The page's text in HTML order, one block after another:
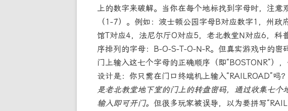
上的数字来破解。当你在每个地标找到字母时，注
（1-7）。例如：波士顿公园字母B对应数字1，州
馆T对应4，法尼尔厅O对应5，老北教堂N对应6，科
序排列的字母：B-O-S-T-O-N-R。但真实游戏中的密
门上输入这七个字母的正确顺序（即“BOSTONR”）
设计是：你只需在门口终端机上输入“RAILROAD”
是老北教堂地下室的门上的转盘密码，通过收集七个
输入即可开门。 但很多玩家被误导，以为要拼写